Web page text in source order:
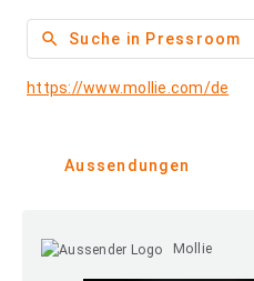
search Suche in Pressroom
https://www.mollie.com/de
Aussendungen
Mollie